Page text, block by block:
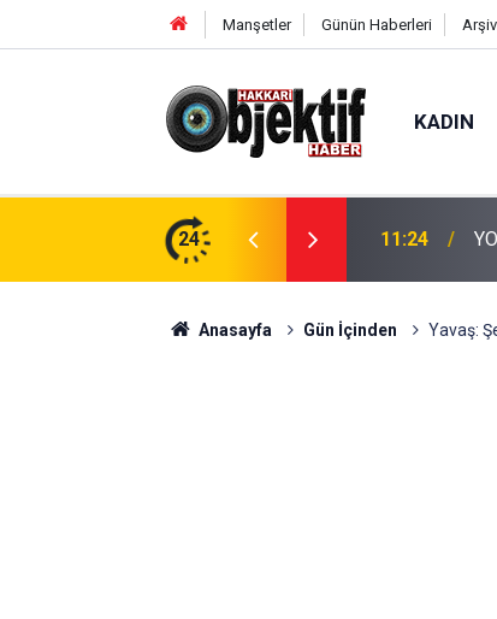
Manşetler Günün Haberleri Arşiv
KADIN
24
not ve makas bulan iki dalgıç tutuklandı 11:24
Anasayfa Gün İçinden Yavaş: